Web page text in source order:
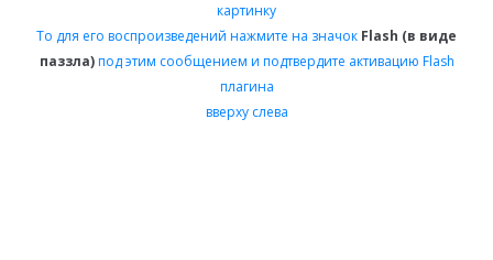
картинку
То для его воспроизведений нажмите на значок Flash (в виде
паззла)под этим сообщением и подтвердите активацию Flash
плагина
вверху слева